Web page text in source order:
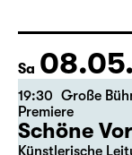
17:15 + 17:30
Karten
Sa